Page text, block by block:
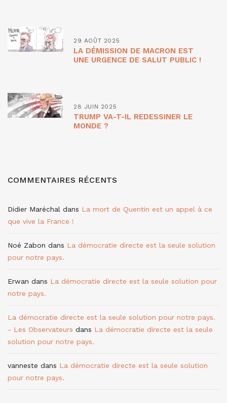
29 AOÛT 2025
LA DÉMISSION DE MACRON EST
UNE URGENCE DE SALUT PUBLIC !
28 JUIN 2025
TRUMP VA-T-IL REDESSINER LE
MONDE ?
COMMENTAIRES RÉCENTS
Didier Maréchal dans La mort de Quentin est un appel à ce
que vive la France !
Noé Zabon dans La démocratie directe est la seule solution
pour notre pays.
Erwan dans La démocratie directe est la seule solution pour
notre pays.
La démocratie directe est la seule solution pour notre pays.
- Les Observateurs dans La démocratie directe est la seule
solution pour notre pays.
vanneste dans La démocratie directe est la seule solution
pour notre pays.